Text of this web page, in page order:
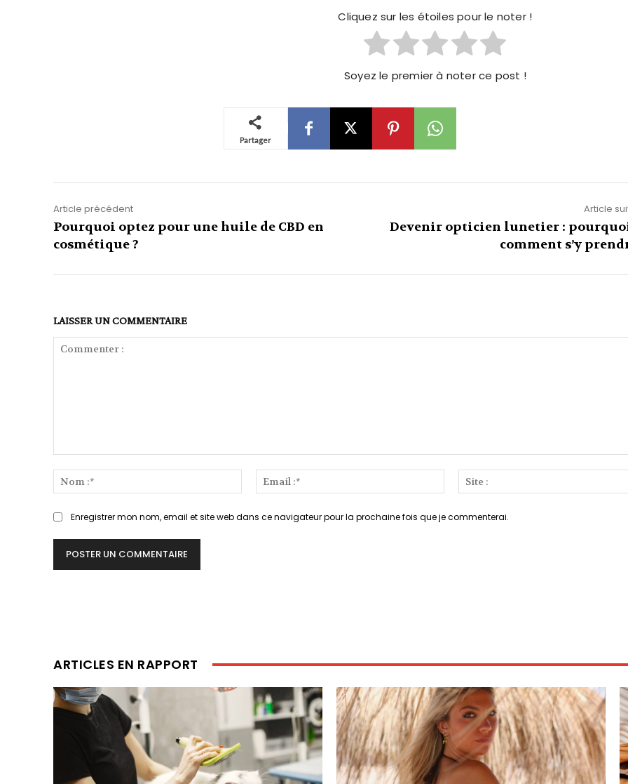
Cliquez sur les étoiles pour le noter !
Soyez le premier à noter ce post !
Partager
Article précédent
Pourquoi optez pour une huile de CBD en
cosmétique ?
Article
Devenir opticien lunetier :
comment s’y
LAISSER UN COMMENTAIRE
:*
Email
:*
Enregistrer mon nom, email et site web dans ce navigateur pour la prochaine fois que je commenterai.
ARTICLES EN RAPPORT